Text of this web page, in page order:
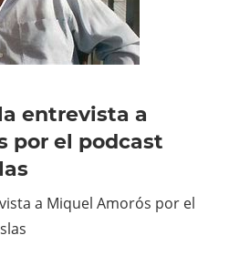
entrevista a
por el podcast
a Miquel Amorós por el